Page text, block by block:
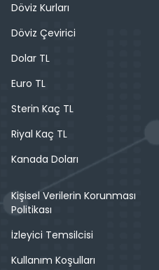
Döviz Kurları
Döviz Çevirici
Dolar TL
Euro TL
Sterin Kaç TL
Riyal Kaç TL
Kanada Doları
Kişisel Verilerin Korunması
Politikası
İzleyici Temsilcisi
Kullanım Koşulları